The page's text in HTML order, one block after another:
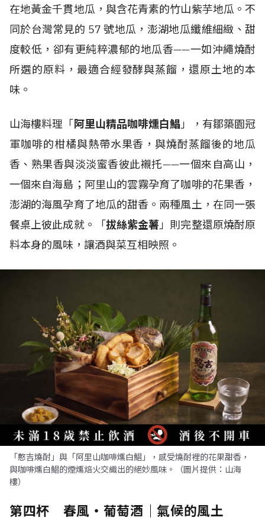
在地黃金千貫地瓜，與含花青素的竹山紫芋地瓜。不
同於台灣常見的 57 號地瓜，澎湖地瓜纖維細緻、甜
度較低，卻有更純粹濃郁的地瓜香——一如沖繩燒酎
所選的原料，最適合經發酵與蒸餾，還原土地的本
味。
山海樓料理「阿里山精品咖啡燻白鯧」，有鄒築園冠
軍咖啡的柑橘與熱帶水果香，與燒酎蒸餾後的地瓜
香、熟果香與淡淡蜜香彼此襯托——一個來自高山，
一個來自海島；阿里山的雲霧孕育了咖啡的花果香，
澎湖的海風孕育了地瓜的甜香。兩種風土，在同一張
餐桌上彼此成就。「拔絲紫金薯」則完整還原燒酎原
料本身的風味，讓酒與菜互相映照。
「憨吉燒酎」與「阿里山咖啡燻白鯧」，感受燒酎裡的花果甜香，
與咖啡燻白鯧的煙燻焙火交織出的絕妙風味。（圖片提供：山海
樓）
第四杯 春風・葡萄酒｜氣候的風土